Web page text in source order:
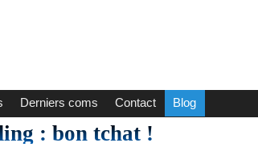
Derniers coms Contact Blog
: bon tchat !